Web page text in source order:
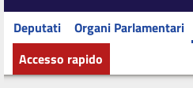
Deputati Organi Parlamentari
Accesso rapido